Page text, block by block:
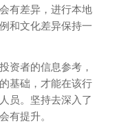
有差异，进行本地
和文化差异保持一
资者的信息参考，
基础，才能在该行
员。坚持去深入了
有提升。